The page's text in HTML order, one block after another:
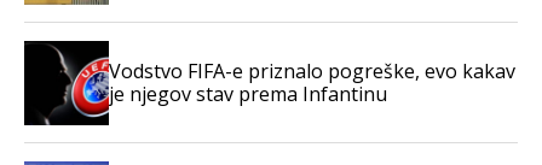
Vodstvo FIFA-e priznalo pogreške, evo kakav
je njegov stav prema Infantinu